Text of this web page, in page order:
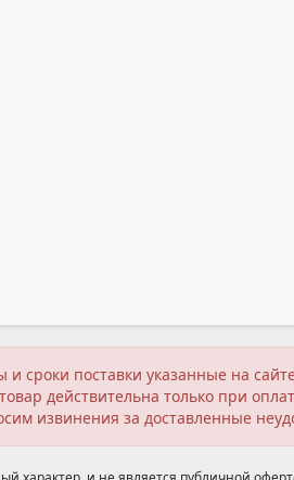
сроки поставки указанные на
действительна только при
извинения за доставленные